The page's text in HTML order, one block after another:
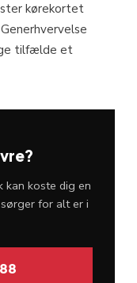
kørekortet
tilfælde et
koste dig en
for alt er i